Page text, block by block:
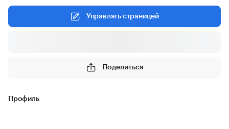
Управлять страницей
Поделиться
Профиль